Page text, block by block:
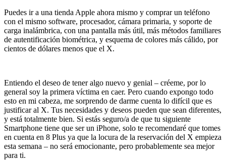
Puedes ir a una tienda Apple ahora mismo y comprar un teléfono
con el mismo software, procesador, cámara primaria, y soporte de
carga inalámbrica, con una pantalla más útil, más métodos familiares
de autentificación biométrica, y esquema de colores más cálido, por
cientos de dólares menos que el X.
Entiendo el deseo de tener algo nuevo y genial – créeme, por lo
general soy la primera víctima en caer. Pero cuando expongo todo
esto en mi cabeza, me sorprendo de darme cuenta lo difícil que es
justificar al X. Tus necesidades y deseos pueden que sean diferentes,
y está totalmente bien. Si estás seguro/a de que tu siguiente
Smartphone tiene que ser un iPhone, solo te recomendaré que tomes
en cuenta en 8 Plus ya que la locura de la reservación del X empieza
esta semana – no será emocionante, pero probablemente sea mejor
para ti.